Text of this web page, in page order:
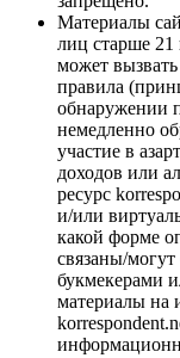
Материалы
лиц старше 21
может
правила
обнаружении
немедленно
участие в
доходов или
ресурс
и/или
какой форме
связаны/
букмекерами
материалы на